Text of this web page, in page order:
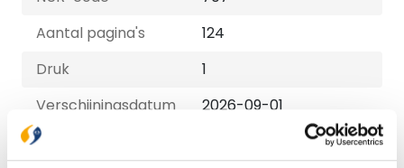
Aantal pagina's
124
Druk
1
Verschijningsdatum
2026-09-01
Uitvoeringen